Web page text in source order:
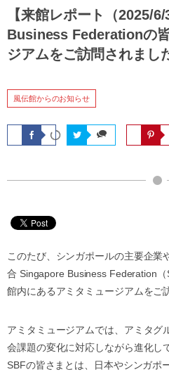
【来館レポート（2025/
Business Federationの
ジアムをご訪問されまし
風伝館からのお知らせ
このたび、シンガポールの主要企業
合 Singapore Business Federation
館内にあるアミタミュージアムをご
アミタミュージアムでは、アミタグ
会課題の変化に対応しながら進化し
SBFの皆さまとは、日本やシンガポ